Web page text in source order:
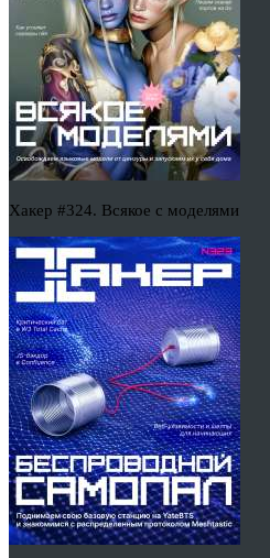
Хакер #324. Всякое с моделями